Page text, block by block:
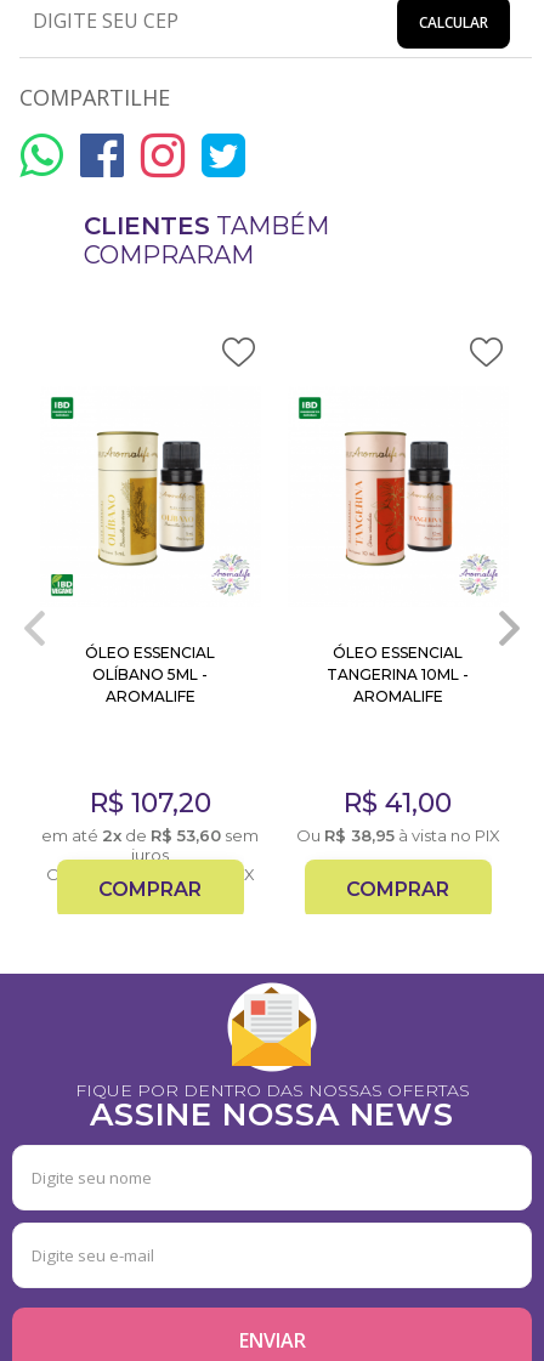
CALCULAR
COMPARTILHE
CLIENTES TAMBÉM
COMPRARAM
ÓLEO ESSENCIAL
OLÍBANO 5ML -
AROMALIFE
R$ 107,20
em até 2x de R$53,60 sem
juros
Ou
à vista no PIX
COMPRAR
ÓLEO ESSENCIAL
TANGERINA 10ML -
AROMALIFE
R$41,00
Ou R$ 38,95à vista no PIX
COMPRAR
FIQUE POR DENTRO DAS NOSSAS OFERTAS
ASSINE NOSSA NEWS